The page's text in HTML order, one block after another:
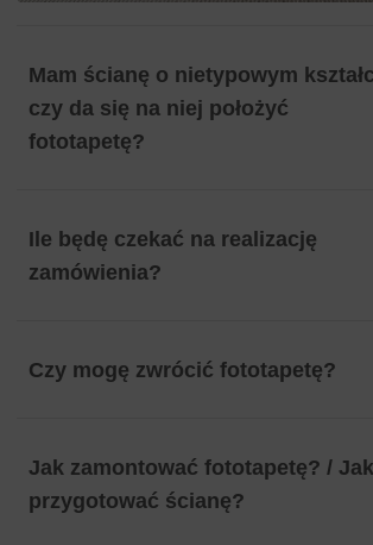
Mam ścianę o nietypowym
czy da się na niej położyć
fototapetę?
Ile będę czekać na realizację
zamówienia?
Czy mogę zwrócić fototapetę?
Jak zamontować fototapetę? / Jak
przygotować ścianę?